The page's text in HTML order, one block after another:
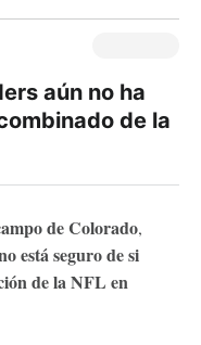
aún no ha
de la
deColorado,
está seguro de si
de la NFL en